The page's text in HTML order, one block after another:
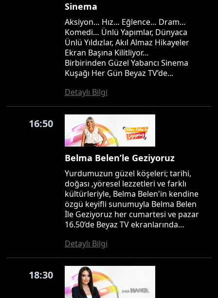
Sinema
Aksiyon… Hız… Eğlence… Dram…
Komedi… Ünlü Yapımlar, Dünyaca
Ünlü Yıldızlar, Akıl Almaz Hikayeler
Ekran Başına Kilitliyor…
Birbirinden Güzel Yabancı Sinema
Kuşağı Her Gün Beyaz TV’de...
Detaylı Bilgi
16:50
Belma Belen’le Geziyoruz
Yurdumuzun güzel köşeleri; tarihi,
doğası ,yöresel lezzetleri ve farklı
kültürleriyle, Belma Belen'in kendine
özgü keyifli sunumuyla Belma Belen
İle Geziyoruz her cumartesi ve pazar
16.50’de Beyaz TV ekranlarında…
Detaylı Bilgi
18:30